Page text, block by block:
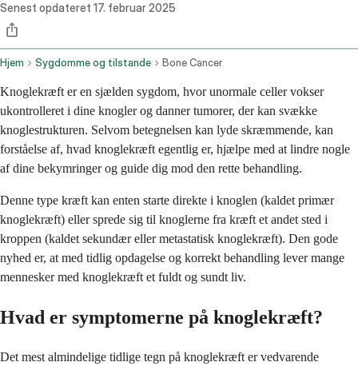
Senest opdateret 17. februar 2025
Hjem Sygdomme og tilstande Bone Cancer
Knoglekræft er en sjælden sygdom, hvor unormale celler vokser
ukontrolleret i dine knogler og danner tumorer, der kan svække
knoglestrukturen. Selvom betegnelsen kan lyde skræmmende, kan
forståelse af, hvad knoglekræft egentlig er, hjælpe med at lindre nogle
af dine bekymringer og guide dig mod den rette behandling.
Denne type kræft kan enten starte direkte i knoglen (kaldet primær
knoglekræft) eller sprede sig til knoglerne fra kræft et andet sted i
kroppen (kaldet sekundær eller metastatisk knoglekræft). Den gode
nyhed er, at med tidlig opdagelse og korrekt behandling lever mange
mennesker med knoglekræft et fuldt og sundt liv.
Hvad er symptomerne på knoglekræft?
Det mest almindelige tidlige tegn på knoglekræft er vedvarende